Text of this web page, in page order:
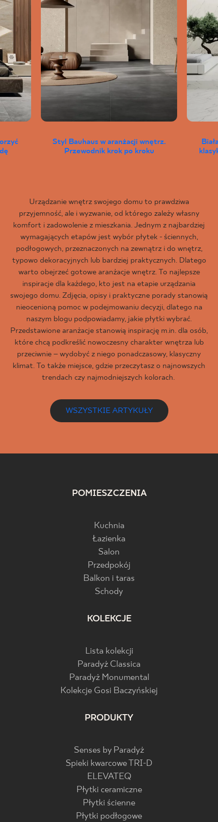
Styl Bauhaus w aranżacji wnętrz.
Przewodnik krok po kroku
Urządzanie wnętrz swojego domu to prawdziwa
przyjemność, ale i wyzwanie, od którego zależy własny
komfort i zadowolenie z mieszkania. Jednym z najbardziej
wymagających etapów jest wybór płytek - ściennych,
podłogowych, przeznaczonych na zewnątrz i do wnętrz,
typowo dekoracyjnych lub bardziej praktycznych. Dlatego
warto obejrzeć gotowe aranżacje wnętrz. To najlepsze
inspiracje dla każdego, kto jest na etapie urządzania
swojego domu. Zdjęcia, opisy i praktyczne porady stanowią
nieocenioną pomoc w podejmowaniu decyzji, dlatego na
naszym blogu podpowiadamy, jakie płytki wybrać.
Przedstawione aranżacje stanowią inspirację m.in. dla osób,
które chcą podkreślić nowoczesny charakter wnętrza lub
przeciwnie – wydobyć z niego ponadczasowy, klasyczny
klimat. To także miejsce, gdzie przeczytasz o najnowszych
trendach czy najmodniejszych kolorach.
WSZYSTKIE ARTYKUŁY
POMIESZCZENIA
Kuchnia
Łazienka
Salon
Przedpokój
Balkon i taras
Schody
KOLEKCJE
Lista kolekcji
Paradyż Classica
Paradyż Monumental
Kolekcje Gosi Baczyńskiej
PRODUKTY
Senses by Paradyż
Spieki kwarcowe TRI-D
ELEVATEQ
Płytki ceramiczne
Płytki ścienne
Płytki podłogowe